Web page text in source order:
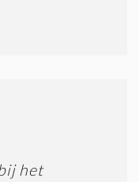
het